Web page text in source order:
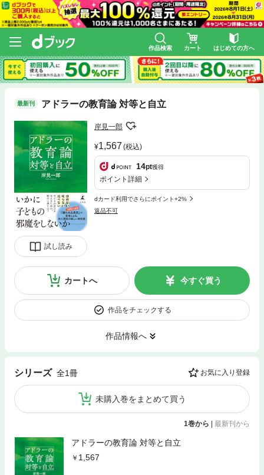
作品検索 カート はじめての方へ
最新刊 アドラーの教育論 対等と自立
試し読み
岸見一郎
1,567 (税込)
14pt獲得
ポイント詳細
dカード利用でさらにポイント+2%
返品不可
カートへ 今すぐ買う
作品をチェックする
作品情報へ
シリーズ 全1冊 お気に入り登録
未購入巻をまとめて買う
1巻から 最新刊から
アドラーの教育論 対等と自立
1,567